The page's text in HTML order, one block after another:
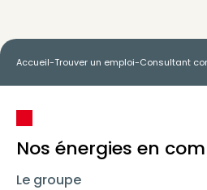
Accueil-Trouver un emploi-Consultant
Nos énergies en
Le groupe